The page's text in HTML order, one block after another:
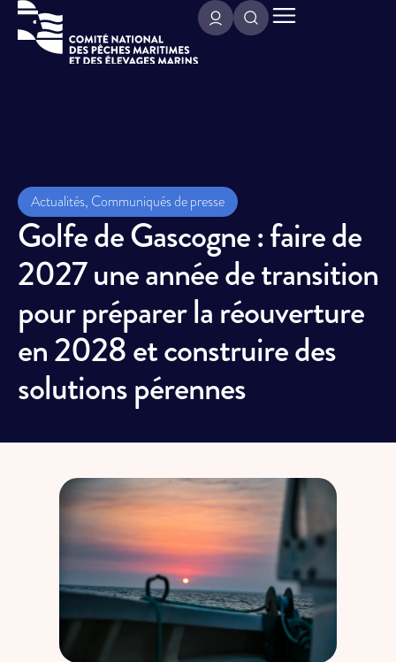
Actualités, Communiqués de presse
Golfe de Gascogne : faire de
2027 une année de transition
pour préparer la réouverture
en 2028 et construire des
solutions pérennes